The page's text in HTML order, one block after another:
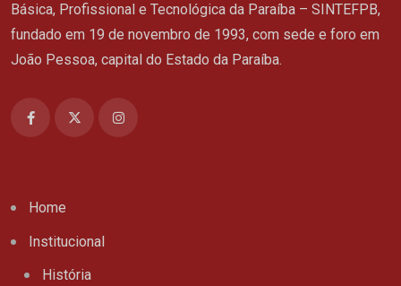
Básica, Profissional e Tecnológica da Paraíba – SINTEFPB,
fundado em 19 de novembro de 1993, com sede e foro em
João Pessoa, capital do Estado da Paraíba.
Home
Institucional
História